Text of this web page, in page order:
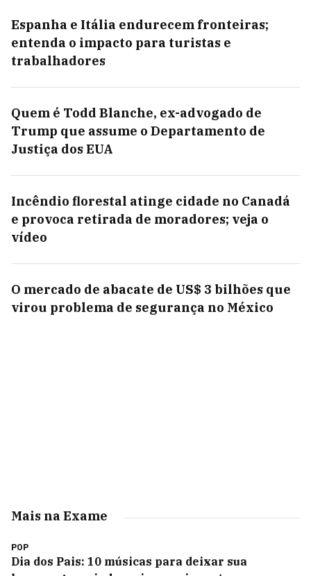
Espanha e Itália endurecem fronteiras;
entenda o impacto para turistas e
trabalhadores
Quem é Todd Blanche, ex-advogado de
Trump que assume o Departamento de
Justiça dos EUA
Incêndio florestal atinge cidade no Canadá
e provoca retirada de moradores; veja o
vídeo
O mercado de abacate de US$ 3 bilhões que
virou problema de segurança no México
Mais na Exame
POP
Dia dos Pais: 10 músicas para deixar sua